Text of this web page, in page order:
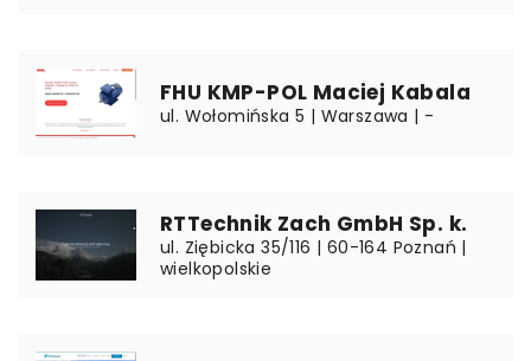
FHU KMP-POL Maciej Kabala
ul. Wołomińska 5 | Warszawa | -
RTTechnik Zach GmbH Sp. k.
ul. Ziębicka 35/116 | 60-164 Poznań |
wielkopolskie